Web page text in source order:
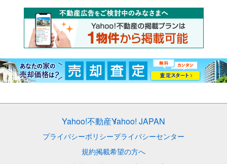
Yahoo!不動産Yahoo! JAPAN
プライバシーポリシープライバシーセンター
規約掲載希望の方へ